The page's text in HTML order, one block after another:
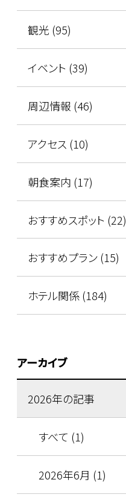
観光 (95)
イベント (39)
周辺情報 (46)
アクセス (10)
朝食案内 (17)
おすすめスポット (22)
おすすめプラン (15)
ホテル関係 (184)
アーカイブ
2026年の記事
すべて (1)
2026年6月 (1)